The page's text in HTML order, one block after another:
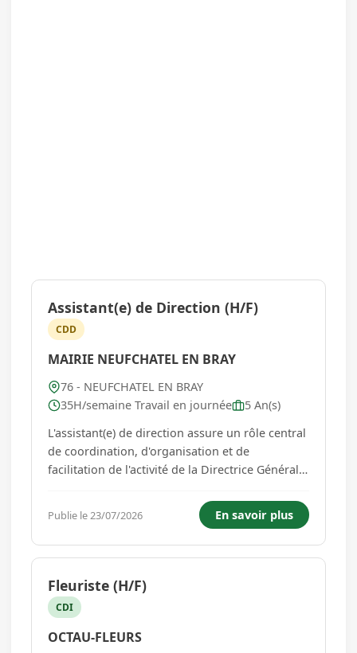
Assistant(e) de Direction (H/F)
CDD
MAIRIE NEUFCHATEL EN BRAY
76 - NEUFCHATEL EN BRAY
35H/semaine Travail en journée
5 An(s)
L'assistant(e) de direction assure un rôle central
de coordination, d'organisation et de
facilitation de l'activité de la Directrice Générale
les services, les partenaires extérieurs et les
usagers, contribue à la fluidité de l'information,
...
Publie le 23/07/2026 En savoir plus
Fleuriste (H/F)
CDI
OCTAU-FLEURS